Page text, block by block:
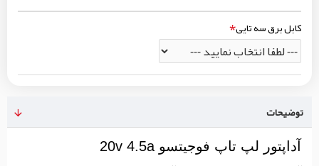
کابل برق سه تایی
توضیحات
آداپتور لپ تاپ فوجیتسو 20v 4.5a